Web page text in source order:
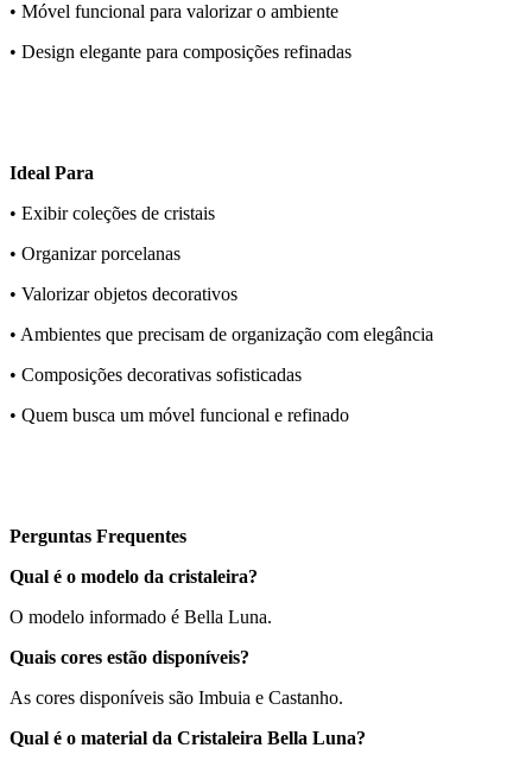
• Móvel funcional para valorizar o ambiente
• Design elegante para composições refinadas
Ideal Para
• Exibir coleções de cristais
• Organizar porcelanas
• Valorizar objetos decorativos
• Ambientes que precisam de organização com elegância
• Composições decorativas sofisticadas
• Quem busca um móvel funcional e refinado
Perguntas Frequentes
Qual é o modelo da cristaleira?
O modelo informado é Bella Luna.
Quais cores estão disponíveis?
As cores disponíveis são Imbuia e Castanho.
Qual é o material da Cristaleira Bella Luna?